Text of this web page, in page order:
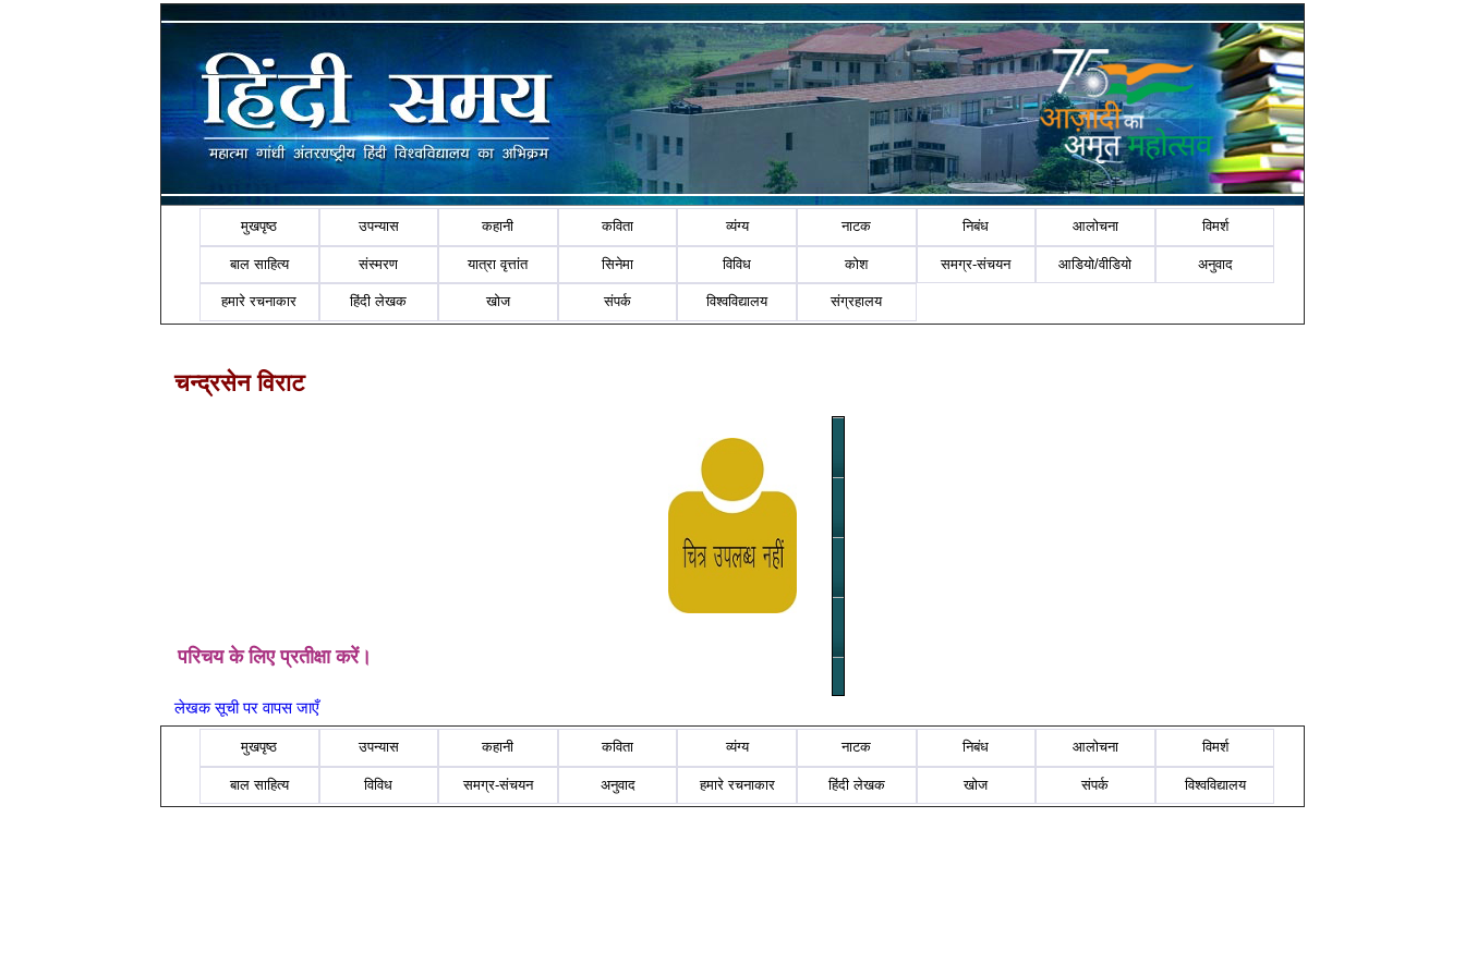
मुखपृष्ठ उपन्यास कहानी कविता व्यंग्य नाटक निबंध आलोचना विमर्श
बाल साहित्य संस्मरण यात्रा वृत्तांत सिनेमा विविध कोश समग्र-संचयन आडियो/वीडियो अनुवाद
हमारे रचनाकार हिंदी लेखक खोज संपर्क विश्वविद्यालय संग्रहालय
चन्द्रसेन विराट
परिचय के लिए प्रतीक्षा करें।
लेखक सूची पर वापस जाएँ
मुखपृष्ठ उपन्यास कहानी कविता व्यंग्य नाटक निबंध आलोचना विमर्श
बाल साहित्य विविध समग्र-संचयन अनुवाद हमारे रचनाकार हिंदी लेखक खोज संपर्क विश्वविद्यालय